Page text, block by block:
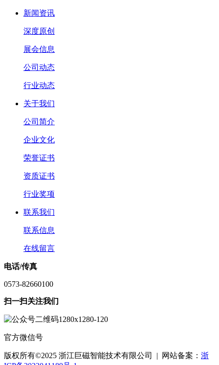
新闻资讯
深度原创
展会信息
公司动态
行业动态
关于我们
公司简介
企业文化
荣誉证书
资质证书
行业奖项
联系我们
联系信息
在线留言
电话/传真
0573-82660100
扫一扫关注我们
官方微信号
版权所有©2025 浙江巨磁智能技术有限公司 | 网站备案： 浙